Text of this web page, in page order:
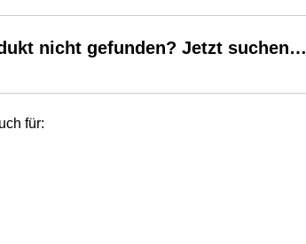
nicht gefunden? Jetzt suchen…
für: